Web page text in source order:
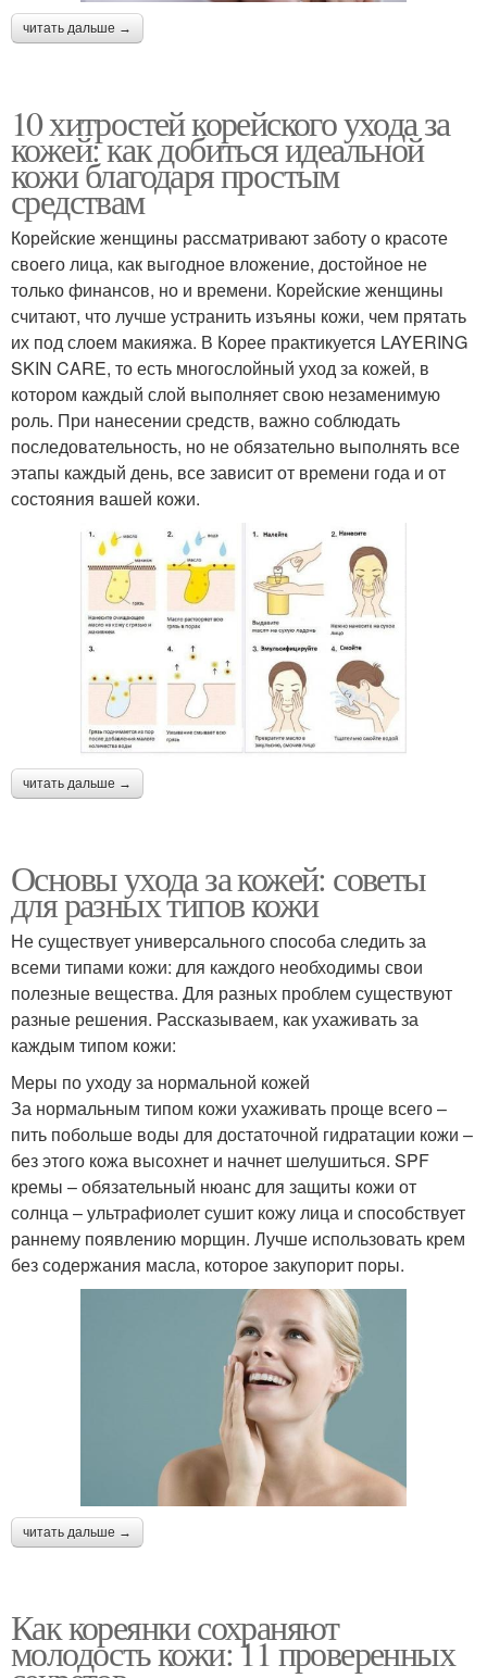
читать дальше →
10 хитростей корейского ухода за
кожей: как добиться идеальной
кожи благодаря простым
средствам
Корейские женщины рассматривают заботу о красоте
своего лица, как выгодное вложение, достойное не
только финансов, но и времени. Корейские женщины
считают, что лучше устранить изъяны кожи, чем прятать
их под слоем макияжа. В Корее практикуется LAYERING
SKIN CARE, то есть многослойный уход за кожей, в
котором каждый слой выполняет свою незаменимую
роль. При нанесении средств, важно соблюдать
последовательность, но не обязательно выполнять все
этапы каждый день, все зависит от времени года и от
состояния вашей кожи.
читать дальше →
Основы ухода за кожей: советы
для разных типов кожи
Не существует универсального способа следить за
всеми типами кожи: для каждого необходимы свои
полезные вещества. Для разных проблем существуют
разные решения. Рассказываем, как ухаживать за
каждым типом кожи:
Меры по уходу за нормальной кожей
За нормальным типом кожи ухаживать проще всего –
пить побольше воды для достаточной гидратации кожи –
без этого кожа высохнет и начнет шелушиться. SPF
кремы – обязательный нюанс для защиты кожи от
солнца – ультрафиолет сушит кожу лица и способствует
раннему появлению морщин. Лучше использовать крем
без содержания масла, которое закупорит поры.
читать дальше →
Как кореянки сохраняют
молодость кожи: 11 проверенных